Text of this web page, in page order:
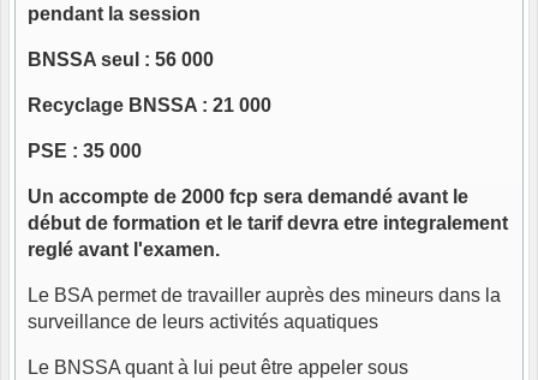
pendant la session
BNSSA seul : 56 000
Recyclage BNSSA : 21 000
PSE : 35 000
Un accompte de 2000 fcp sera demandé avant le
début de formation et le tarif devra etre integralement
reglé avant l'examen.
Le BSA permet de travailler auprès des mineurs dans la
surveillance de leurs activités aquatiques
Le BNSSA quant à lui peut être appeler sous